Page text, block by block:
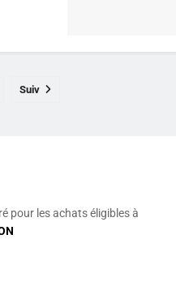
Suiv
pour les achats éligibles à